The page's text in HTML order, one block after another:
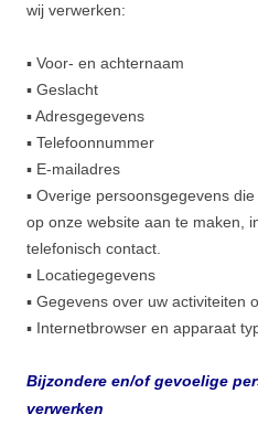
wij verwerken:
▪ Voor- en achternaam
▪ Geslacht
▪ Adresgegevens
▪ Telefoonnummer
▪ E-mailadres
▪ Overige persoonsgegevens
op onze website aan te maken,
telefonisch contact.
▪ Locatiegegevens
▪ Gegevens over uw activiteiten
▪ Internetbrowser en apparaat
Bijzondere en/of gevoelige
verwerken